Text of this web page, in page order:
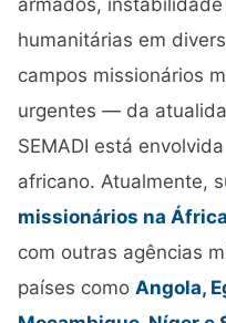
armados,
humanitárias em
campos missionários
urgentes — da
SEMADI está
africano. Atualmente,
missionários na África
com outras agências
países como Angola,